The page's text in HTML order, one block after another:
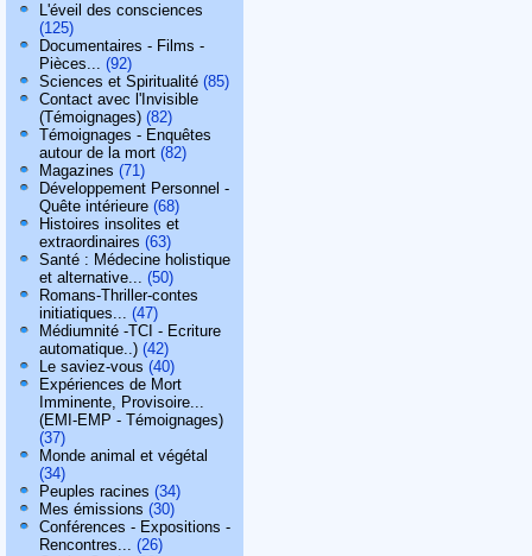
L'éveil des consciences
(125)
Documentaires - Films -
Pièces... (92)
Sciences et Spiritualité (85)
Contact avec l'Invisible
(Témoignages) (82)
Témoignages - Enquêtes
autour de la mort (82)
Magazines (71)
Développement Personnel -
Quête intérieure (68)
Histoires insolites et
extraordinaires (63)
Santé : Médecine holistique
et alternative... (50)
Romans-Thriller-contes
initiatiques... (47)
Médiumnité -TCI - Ecriture
automatique..) (42)
Le saviez-vous (40)
Expériences de Mort
Imminente, Provisoire...
(EMI-EMP - Témoignages)
(37)
Monde animal et végétal
(34)
Peuples racines (34)
Mes émissions (30)
Conférences - Expositions -
Rencontres... (26)